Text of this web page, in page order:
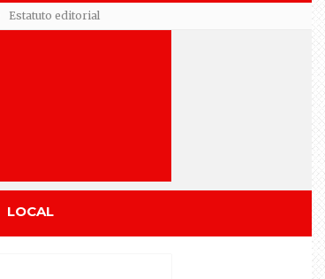
Estatuto editorial
LOCAL